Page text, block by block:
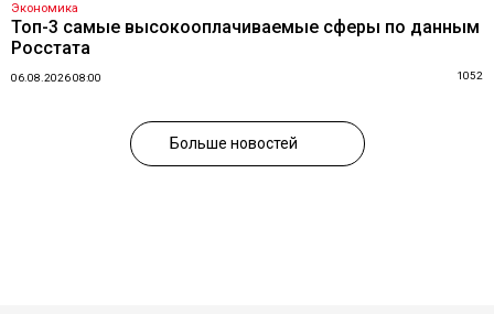
Экономика
Топ-3 самые высокооплачиваемые сферы по данным
Росстата
06.08.2026 08:00 1052
Больше новостей